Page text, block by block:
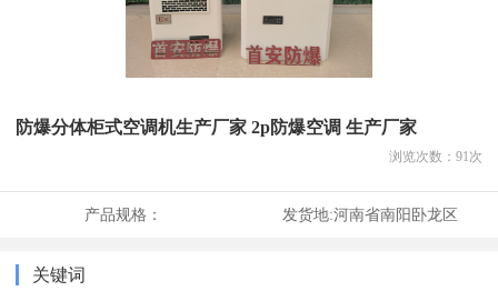
防爆分体柜式空调机生产厂家 2p防爆空调 生产厂家
浏览次数： 91次
产品规格： 发货地:河南省南阳卧龙区
关键词